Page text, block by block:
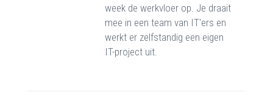
week de werkvloer op. Je draait
mee in een team van IT'ers en
werkt er zelfstandig een eigen
IT-project uit.